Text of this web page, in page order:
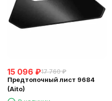
15 096 ₽17 760 ₽
Предтопочный лист 9684
(Aito)